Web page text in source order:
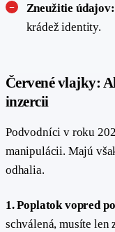
Zneužitie údajov:
krádež identity.
Červené vlajky:
inzercii
Podvodníci v roku
manipulácii. Majú
odhalia.
1. Poplatok vopred
schválená, musíte